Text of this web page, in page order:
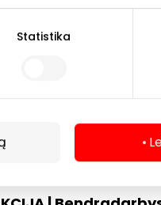
Statistika